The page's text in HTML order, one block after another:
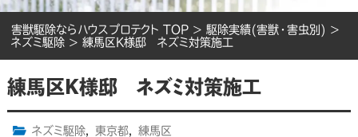
害獣駆除ならハウスプロテクト TOP > 駆除実績(害獣・害虫別) >
ネズミ駆除 > 練馬区K様邸 ネズミ対策施工
練馬区K様邸 ネズミ対策施工
ネズミ駆除, 東京都,
練馬区